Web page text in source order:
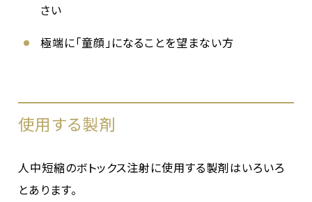
さい
極端に「童顔」になることを望まない方
使用する製剤
人中短縮のボトックス注射に使用する製剤はいろいろ
とあります。